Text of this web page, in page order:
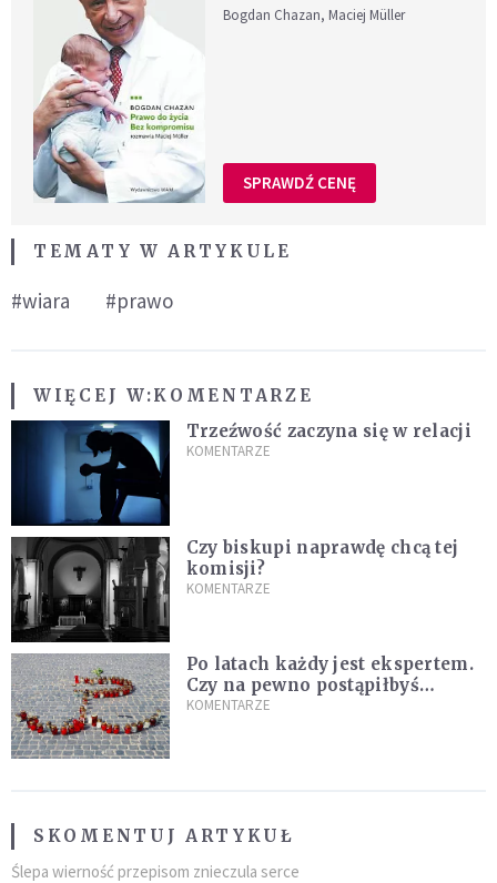
Bogdan Chazan, Maciej Müller
SPRAWDŹ CENĘ
TEMATY W ARTYKULE
#wiara #prawo
WIĘCEJ W:KOMENTARZE
Trzeźwość zaczyna się w relacji
KOMENTARZE
Czy biskupi naprawdę chcą tej
komisji?
KOMENTARZE
Po latach każdy jest ekspertem.
Czy na pewno postąpiłbyś
inaczej?
KOMENTARZE
SKOMENTUJ ARTYKUŁ
Ślepa wierność przepisom znieczula serce